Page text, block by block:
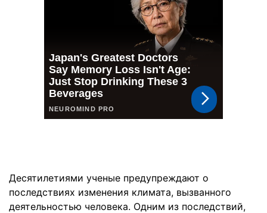
Десятилетиями ученые предупреждают о
последствиях изменения климата, вызванного
деятельностью человека. Одним из последствий,